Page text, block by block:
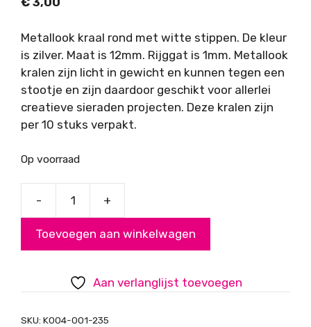
Metallook kraal rond met witte stippen. De kleur
is zilver. Maat is 12mm. Rijggat is 1mm. Metallook
kralen zijn licht in gewicht en kunnen tegen een
stootje en zijn daardoor geschikt voor allerlei
creatieve sieraden projecten. Deze kralen zijn
per 10 stuks verpakt.
Op voorraad
-
zilver
witte
stippen
+
Toevoegen aan winkelwagen
Aan verlanglijst toevoegen
SKU: K004-001-235